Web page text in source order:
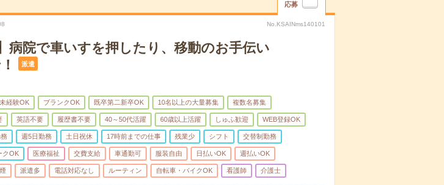
応募
No.KSAINms140101
病院で車いすを押したり、移動のお手伝い
派遣
経験OK ブランクOK 既卒第二新卒OK 10名以上の大量募集 複数名募集
英語不要 履歴書不要 40～50代活躍 60歳以上活躍 しゅふ歓迎 WEB登録OK
週5日勤務 土日祝休 17時前までの仕事 残業少 シフト 交替制勤務
クOK 医療福祉 交費支給 車通勤可 服装自由 日払いOK 週払いOK
派遣多 電話対応なし ルーティン 自転車・バイクOK 看護師 介護士